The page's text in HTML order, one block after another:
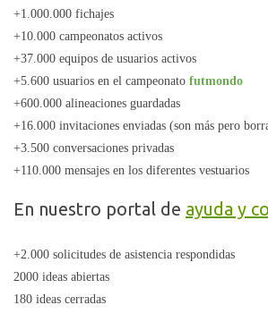
+1.000.000 fichajes
+10.000 campeonatos activos
+37.000 equipos de usuarios activos
+5.600 usuarios en el campeonato futmondo
+600.000 alineaciones guardadas
+16.000 invitaciones enviadas (son más pero
+3.500 conversaciones privadas
+110.000 mensajes en los diferentes vestuarios
En nuestro portal de ayuda y
+2.000 solicitudes de asistencia respondidas
2000 ideas abiertas
180 ideas cerradas